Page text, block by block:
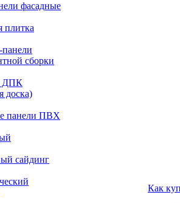
фасадные
плитка
сборки
ДПК
доска)
панели ПВХ
сайдинг
Как